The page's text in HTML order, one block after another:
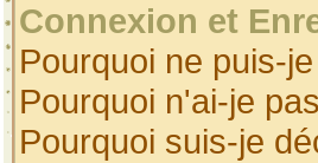
Connexion et
Pourquoi ne puis-
Pourquoi n'ai-je
Pourquoi suis-je